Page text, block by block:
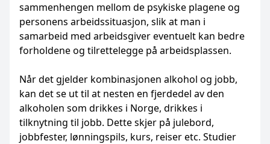
sammenhengen mellom de psykiske plagene og
personens arbeidssituasjon, slik at man i
samarbeid med arbeidsgiver eventuelt kan bedre
forholdene og tilrettelegge på arbeidsplassen.
Når det gjelder kombinasjonen alkohol og jobb,
kan det se ut til at nesten en fjerdedel av den
alkoholen som drikkes i Norge, drikkes i
tilknytning til jobb. Dette skjer på julebord,
jobbfester, lønningspils, kurs, reiser etc. Studier